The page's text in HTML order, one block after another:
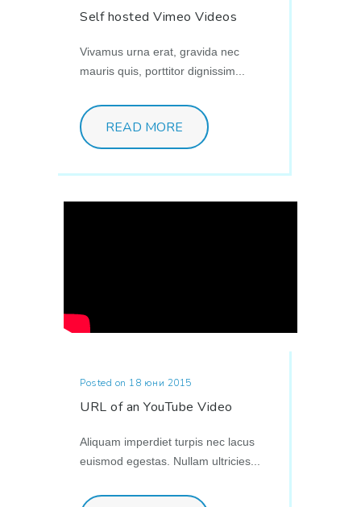
Self hosted Vimeo Videos
Vivamus urna erat, gravida nec
mauris quis, porttitor dignissim...
READ MORE
Posted on 18 юни 2015
URL of an YouTube Video
Aliquam imperdiet turpis nec lacus
euismod egestas. Nullam ultricies...